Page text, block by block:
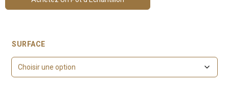
56,00€
SURFACE